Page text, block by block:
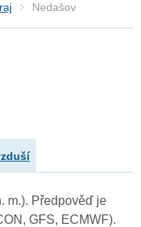
Nedašov
m.). Předpověď je
GFS, ECMWF).